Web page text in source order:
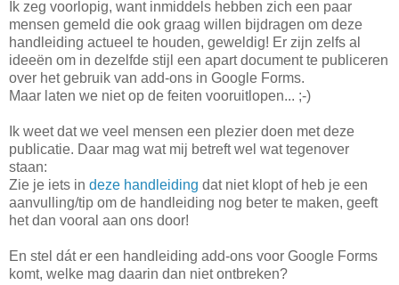
Ik zeg voorlopig, want inmiddels hebben zich een paar
mensen gemeld die ook graag willen bijdragen om deze
handleiding actueel te houden, geweldig! Er zijn zelfs al
ideeën om in dezelfde stijl een apart document te publiceren
over het gebruik van add-ons in Google Forms.
Maar laten we niet op de feiten vooruitlopen... ;-)
Ik weet dat we veel mensen een plezier doen met deze
publicatie. Daar mag wat mij betreft wel wat tegenover
staan:
Zie je iets in deze handleiding dat niet klopt of heb je een
aanvulling/tip om de handleiding nog beter te maken, geeft
het dan vooral aan ons door!
En stel dát er een handleiding add-ons voor Google Forms
komt, welke mag daarin dan niet ontbreken?